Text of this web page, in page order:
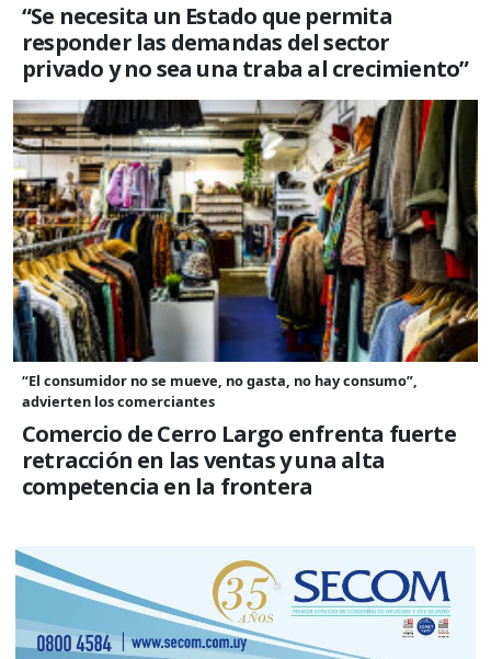
“Se necesita un Estado que permita
responder las demandas del sector
privado y no sea una traba al crecimiento”
“El consumidor no se mueve, no gasta, no hay consumo”,
advierten los comerciantes
Comercio de Cerro Largo enfrenta fuerte
retracción en las ventas y una alta
competencia en la frontera